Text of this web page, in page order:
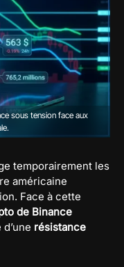
sous tension face aux
temporairement les
américaine
Face à cette
de Binance
résistance